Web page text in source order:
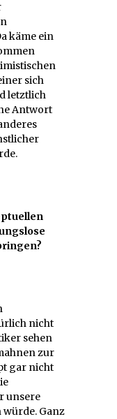
käme ein
sich
letztlich
Antwort
nicht
sehen
zur
gar nicht
unsere
würde. Ganz